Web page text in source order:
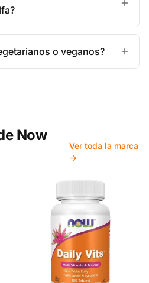
o veganos?
Now
Ver toda la marca
→